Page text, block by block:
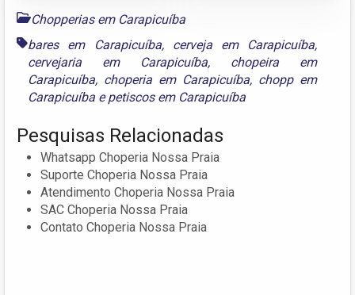
Chopperias em Carapicuíba
bares em Carapicuíba, cerveja em Carapicuíba,
cervejaria em Carapicuíba, chopeira em
Carapicuíba, choperia em Carapicuíba, chopp em
Carapicuíba epetiscos em Carapicuíba
Pesquisas Relacionadas
Whatsapp Choperia Nossa Praia
Suporte Choperia Nossa Praia
Atendimento Choperia Nossa Praia
SAC Choperia Nossa Praia
Contato Choperia Nossa Praia